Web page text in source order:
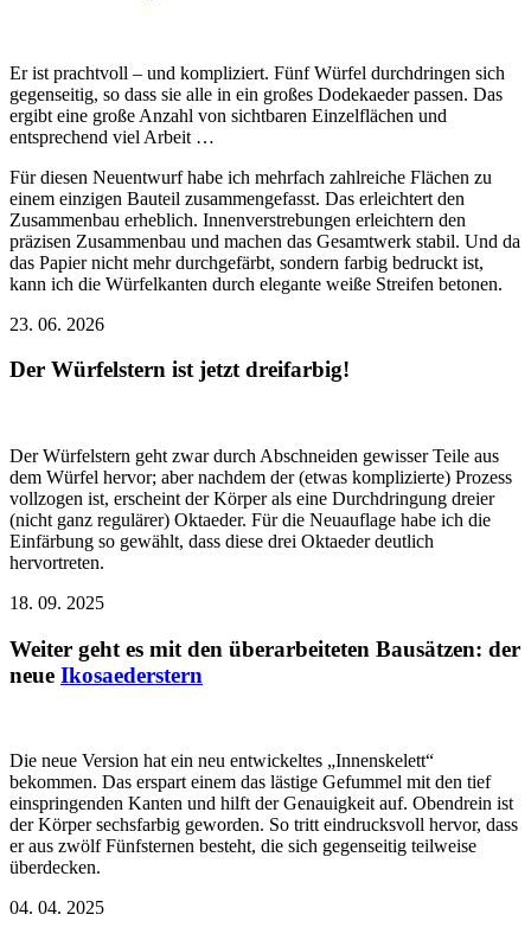
Er ist prachtvoll – und kompliziert. Fünf Würfel durchdringen sich
gegenseitig, so dass sie alle in ein großes Dodekaeder passen. Das
ergibt eine große Anzahl von sichtbaren Einzelflächen und
entsprechend viel Arbeit …
Für diesen Neuentwurf habe ich mehrfach zahlreiche Flächen zu
einem einzigen Bauteil zusammengefasst. Das erleichtert den
Zusammenbau erheblich. Innenverstrebungen erleichtern den
präzisen Zusammenbau und machen das Gesamtwerk stabil. Und da
das Papier nicht mehr durchgefärbt, sondern farbig bedruckt ist,
kann ich die Würfelkanten durch elegante weiße Streifen betonen.
23. 06. 2026
Der Würfelstern ist jetzt dreifarbig!
Der Würfelstern geht zwar durch Abschneiden gewisser Teile aus
dem Würfel hervor; aber nachdem der (etwas komplizierte) Prozess
vollzogen ist, erscheint der Körper als eine Durchdringung dreier
(nicht ganz regulärer) Oktaeder. Für die Neuauflage habe ich die
Einfärbung so gewählt, dass diese drei Oktaeder deutlich
hervortreten.
18. 09. 2025
Weiter geht es mit den überarbeiteten Bausätzen: der
neue Ikosaederstern
Die neue Version hat ein neu entwickeltes „Innenskelett“
bekommen. Das erspart einem das lästige Gefummel mit den tief
einspringenden Kanten und hilft der Genauigkeit auf. Obendrein ist
der Körper sechsfarbig geworden. So tritt eindrucksvoll hervor, dass
er aus zwölf Fünfsternen besteht, die sich gegenseitig teilweise
überdecken.
04. 04. 2025